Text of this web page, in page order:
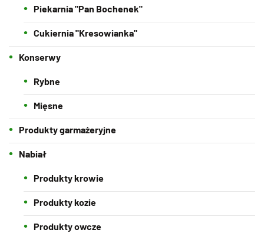
Piekarnia "Pan Bochenek"
Cukiernia "Kresowianka"
Konserwy
Rybne
Mięsne
Produkty garmażeryjne
Nabiał
Produkty krowie
Produkty kozie
Produkty owcze